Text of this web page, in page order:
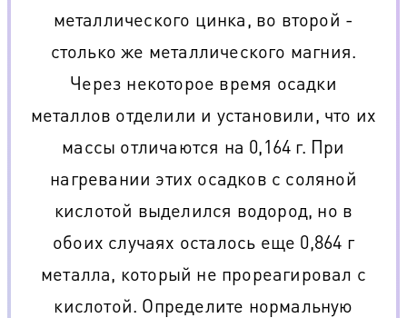
металлического цинка, во второй -
столько же металлического магния.
Через некоторое время осадки
металлов отделили и установили, что их
массы отличаются на 0,164 г. При
нагревании этих осадков с соляной
кислотой выделился водород, но в
обоих случаях осталось еще 0,864 г
металла, который не прореагировал с
кислотой. Определите нормальную